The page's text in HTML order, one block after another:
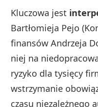
Kluczowa jest
Bartłomieja Pejo
finansów Andrzeja
niej na
ryzyko dla tysięcy
wstrzymanie
czasu niezależnego